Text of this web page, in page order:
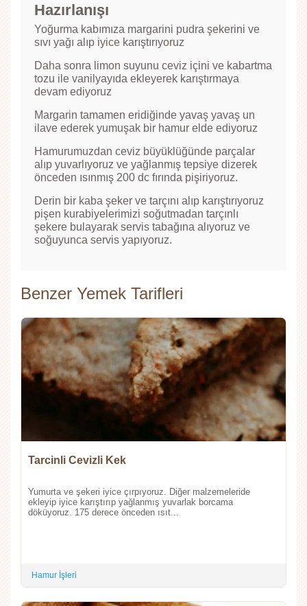
Hazırlanışı
Yoğurma kabımıza margarini pudra şekerini ve
sıvı yağı alıp iyice karıştırıyoruz
Daha sonra limon suyunu ceviz içini ve kabartma
tozu ile vanilyayıda ekleyerek karıştırmaya
devam ediyoruz
Margarin tamamen eridiğinde yavaş yavaş un
ilave ederek yumuşak bir hamur elde ediyoruz
Hamurumuzdan ceviz büyüklüğünde parçalar
alıp yuvarlıyoruz ve yağlanmış tepsiye dizerek
önceden ısınmış 200 dc fırında pişiriyoruz.
Derin bir kaba şeker ve tarçını alıp karıştırıyoruz
pişen kurabiyelerimizi soğutmadan tarçınlı
şekere bulayarak servis tabağına alıyoruz ve
soğuyunca servis yapıyoruz.
Benzer Yemek Tarifleri
Tarcinli Cevizli Kek
Yumurta ve şekeri iyice çırpıyoruz. Diğer malzemeleride
ekleyip iyice karıştırıp yağlanmış yuvarlak borcama
döküyoruz. 175 derece önceden ısıt...
Hamur İşleri